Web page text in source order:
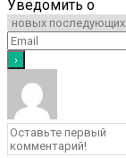
Уведомить о